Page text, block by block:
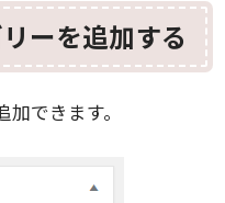
ーを追加する
できます。